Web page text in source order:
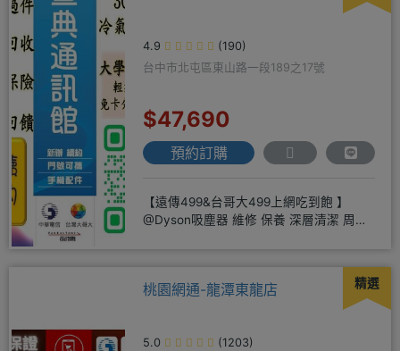
4.9
(190)
台中市北屯區東山路一段189之17號
$47,690
預約訂購
【遠傳499&台哥大499上網吃到飽 】
@Dyson吸塵器 維修 保養 深層清潔 周邊
精選
桃園網通-龍潭東龍店
5.0 (1203)